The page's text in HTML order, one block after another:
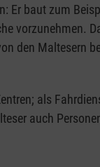
Er baut zum
vorzunehmen.
den Maltesern
als
auch